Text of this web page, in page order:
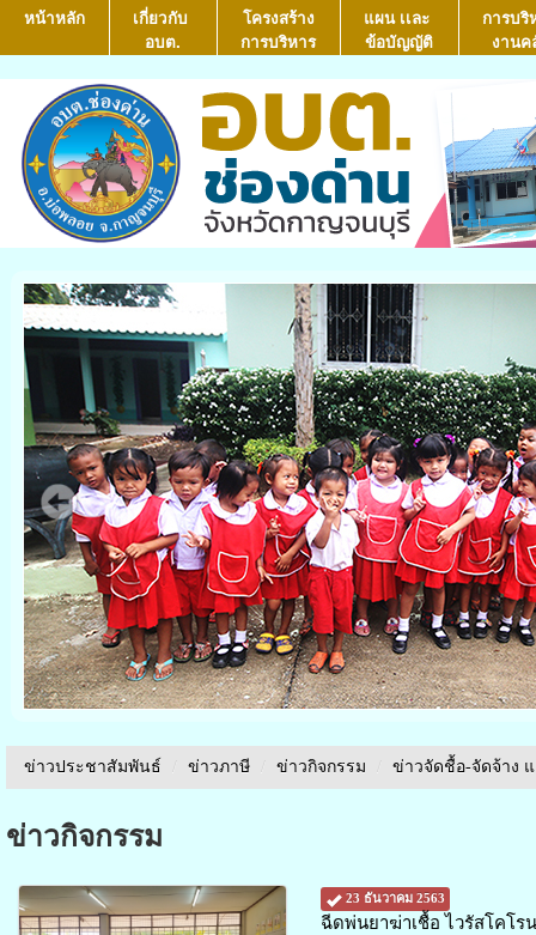
หน้าหลัก
เกี่ยวกับ
อบต.
โครงสร้าง
การบริหาร
แผน เเละ
ข้อบัญญัติ
การบริ
งานค
ข่าวประชาสัมพันธ์ / ข่าวภาษี / ข่าวกิจกรรม / ข่าวจัดชื้อ-จัดจ้าง
ข่าวกิจกรรม
23 ธันวาคม 2563
ฉีดพ่นยาฆ่าเชื้อ ไวรัสโคโร